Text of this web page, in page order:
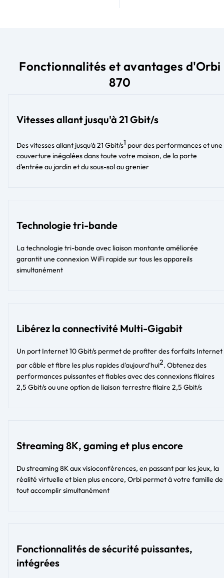
Fonctionnalités et avantages d'Orbi
870
Vitesses allant jusqu'à 21 Gbit/s
Des vitesses allant jusqu'à 21 Gbit/s1 pour des performances et une
couverture inégalées dans toute votre maison, de la porte
d'entrée au jardin et du sous-sol au grenier
Technologie tri-bande
La technologie tri-bande avec liaison montante améliorée
garantit une connexion WiFi rapide sur tous les appareils
simultanément
Libérez la connectivité Multi-Gigabit
Un port Internet 10 Gbit/s permet de profiter des forfaits Internet
par câble et fibre les plus rapides d'aujourd'hui2. Obtenez des
performances puissantes et fiables avec des connexions filaires
2,5 Gbit/s ou une option de liaison terrestre filaire 2,5 Gbit/s​​
Streaming 8K, gaming et plus encore
Du streaming 8K aux visioconférences, en passant par les jeux, la
réalité virtuelle et bien plus encore, Orbi permet à votre famille de
tout accomplir simultanément
Fonctionnalités de sécurité puissantes,
intégrées